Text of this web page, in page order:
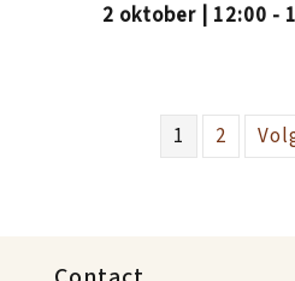
2 oktober | 12:00 -
1 2